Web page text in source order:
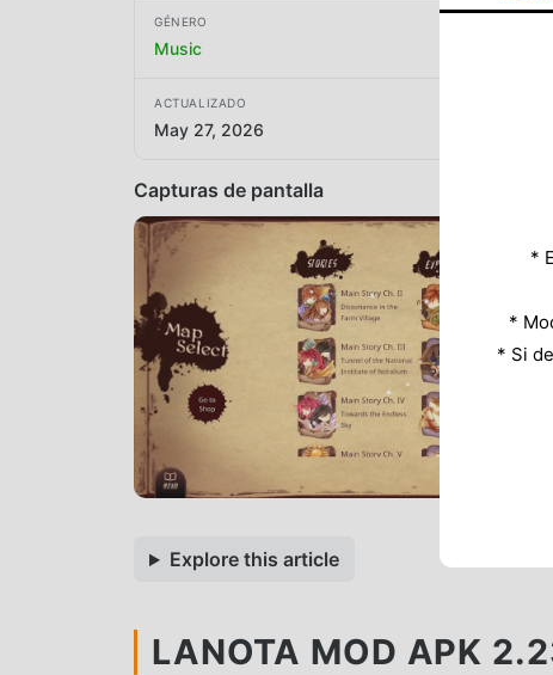
GÉNERO
Music
ACTUALIZADO
May 27, 2026
Capturas de pantalla
Explore this article
LANOTA MOD APK
*
*
* Si